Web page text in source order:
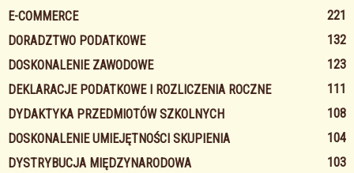
E-COMMERCE
221
DORADZTWO PODATKOWE
132
DOSKONALENIE ZAWODOWE
123
DEKLARACJE PODATKOWE I ROZLICZENIA ROCZNE
111
DYDAKTYKA PRZEDMIOTÓW SZKOLNYCH
108
DOSKONALENIE UMIEJĘTNOŚCI SKUPIENIA
104
DYSTRYBUCJA MIĘDZYNARODOWA
103